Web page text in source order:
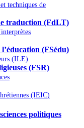
techniques de
traduction (FdLT)
l’éducation (FSédu)
(ILE)
(FSR)
(IEIC)
politiques